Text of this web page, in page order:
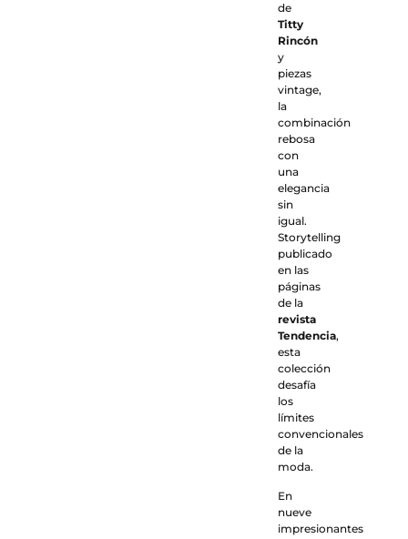
de
Titty
Rincón
y
piezas
vintage,
la
combinación
rebosa
con
una
elegancia
sin
igual.
Storytelling
publicado
en las
páginas
de la
revista
Tendencia,
esta
colección
desafía
los
límites
convencionales
de la
moda.
En
nueve
impresionantes